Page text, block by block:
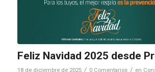
Feliz Navidad 2025 desde
18 de diciembre de 2025 / 0 Comentarios / en